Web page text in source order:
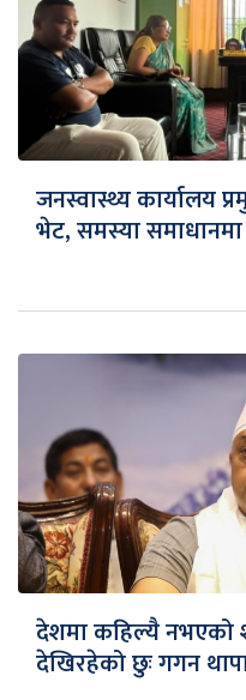
जनस्वास्थ्य कार्यालय
भेट, समस्या समाधानमा
देशमा कहिल्यै नभएको
देखिरहेको छुः गगन